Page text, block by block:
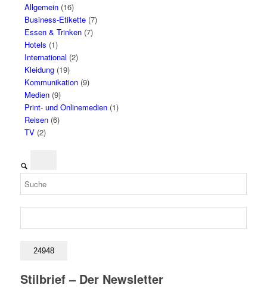
Allgemein(16)
Business-Etikette(7)
Essen & Trinken(7)
Hotels (1)
International (2)
Kleidung(19)
Kommunikation(9)
Medien(9)
Print- und Onlinemedien(1)
Reisen(6)
TV(2)
Stilbrief – Der Newsletter